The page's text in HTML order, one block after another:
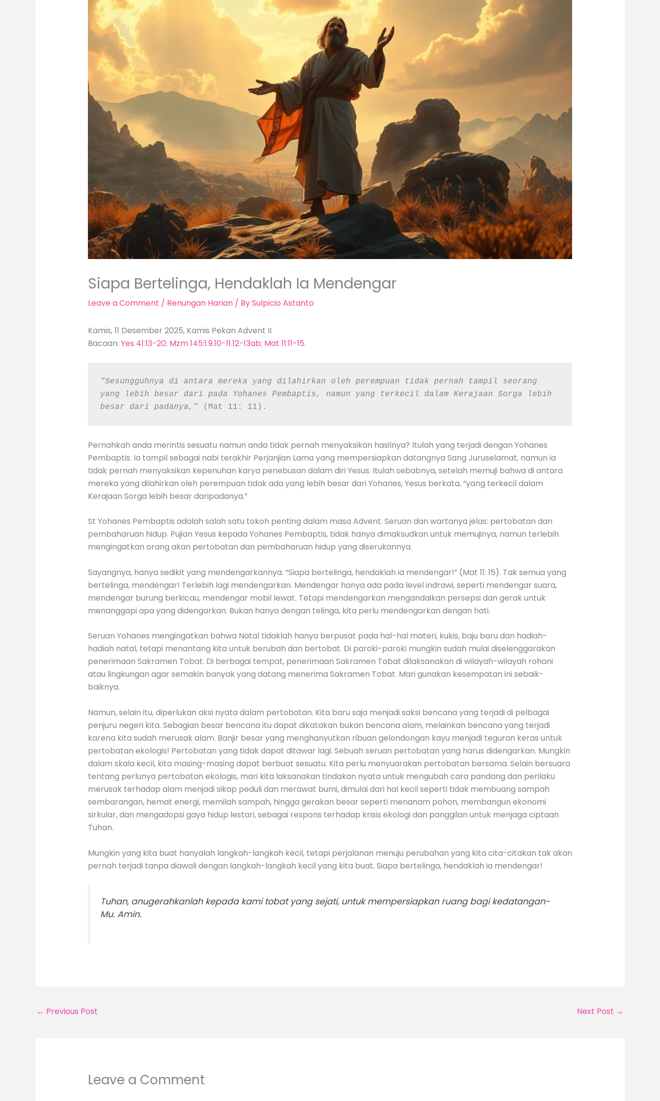
Siapa Bertelinga, Hendaklah Ia Mendengar
Leave a Comment / Renungan Harian/ BySulpicio Astanto
Kamis, 11 Desember 2025, Kamis Pekan Advent II
Bacaan: Yes 41:13-20; Mzm 145:1.9.10-11.12-13ab; Mat 11:11-15.
“Sesungguhnya di antara mereka yang dilahirkan oleh perempuan tidak pernah tampil seorang
yang lebih besar dari pada Yohanes Pembaptis, namun yang terkecil dalam Kerajaan Sorga lebih
besar dari padanya,” (Mat 11: 11).
Pernahkah anda merintis sesuatu namun anda tidak pernah menyaksikan hasilnya? Itulah yang terjadi dengan Yohanes
Pembaptis. Ia tampil sebagai nabi terakhir Perjanjian Lama yang mempersiapkan datangnya Sang Juruselamat, namun ia
tidak pernah menyaksikan kepenuhan karya penebusan dalam diri Yesus. Itulah sebabnya, setelah memuji bahwa di antara
mereka yang dilahirkan oleh perempuan tidak ada yang lebih besar dari Yohanes, Yesus berkata, “yang terkecil dalam
Kerajaan Sorga lebih besar daripadanya.”
St Yohanes Pembaptis adalah salah satu tokoh penting dalam masa Advent. Seruan dan wartanya jelas: pertobatan dan
pembaharuan hidup. Pujian Yesus kepada Yohanes Pembaptis, tidak hanya dimaksudkan untuk memujinya, namun terlebih
mengingatkan orang akan pertobatan dan pembaharuan hidup yang diserukannya.
Sayangnya, hanya sedikit yang mendengarkannya. “Siapa bertelinga, hendaklah ia mendengar!” (Mat 11: 15). Tak semua yang
bertelinga, mendengar! Terlebih lagi mendengarkan. Mendengar hanya ada pada level indrawi, seperti mendengar suara,
mendengar burung berkicau, mendengar mobil lewat. Tetapi mendengarkan mengandaikan persepsi dan gerak untuk
menanggapi apa yang didengarkan. Bukan hanya dengan telinga, kita perlu mendengarkan dengan hati.
Seruan Yohanes mengingatkan bahwa Natal tidaklah hanya berpusat pada hal-hal materi, kukis, baju baru dan hadiah-
hadiah natal, tetapi menantang kita untuk berubah dan bertobat. Di paroki-paroki mungkin sudah mulai diselenggarakan
penerimaan Sakramen Tobat. Di berbagai tempat, penerimaan Sakramen Tobat dilaksanakan di wilayah-wilayah rohani
atau lingkungan agar semakin banyak yang datang menerima Sakramen Tobat. Mari gunakan kesempatan ini sebaik-
baiknya.
Namun, selain itu, diperlukan aksi nyata dalam pertobatan. Kita baru saja menjadi saksi bencana yang terjadi di pelbagai
penjuru negeri kita. Sebagian besar bencana itu dapat dikatakan bukan bencana alam, melainkan bencana yang terjadi
karena kita sudah merusak alam. Banjir besar yang menghanyutkan ribuan gelondongan kayu menjadi teguran keras untuk
pertobatan ekologis! Pertobatan yang tidak dapat ditawar lagi. Sebuah seruan pertobatan yang harus didengarkan. Mungkin
dalam skala kecil, kita masing-masing dapat berbuat sesuatu. Kita perlu menyuarakan pertobatan bersama. Selain bersuara
tentang perlunya pertobatan ekologis, mari kita laksanakan tindakan nyata untuk mengubah cara pandang dan perilaku
merusak terhadap alam menjadi sikap peduli dan merawat bumi, dimulai dari hal kecil seperti tidak membuang sampah
sembarangan, hemat energi, memilah sampah, hingga gerakan besar seperti menanam pohon, membangun ekonomi
sirkular, dan mengadopsi gaya hidup lestari, sebagai respons terhadap krisis ekologi dan panggilan untuk menjaga ciptaan
Tuhan.
Mungkin yang kita buat hanyalah langkah-langkah kecil, tetapi perjalanan menuju perubahan yang kita cita-citakan tak akan
pernah terjadi tanpa diawali dengan langkah-langkah kecil yang kita buat. Siapa bertelinga, hendaklah ia mendengar!
Tuhan, anugerahkanlah kepada kami tobat yang sejati, untuk mempersiapkan ruang bagi kedatangan-
Mu. Amin.
← Previous Post Next Post →
Leave a Comment